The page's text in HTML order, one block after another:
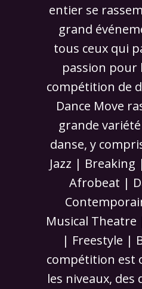
entier se
grand
tous ceux qui
passion pour
compétition de
Dance Move
grande
danse, y
Jazz | Breaking
Afrobeat |
Musical Theatre
| Freestyle |
compétition est
les niveaux,